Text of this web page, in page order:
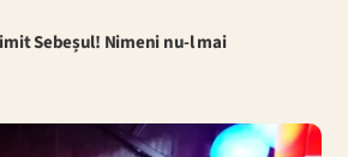
Sebeșul! Nimeni nu-l mai